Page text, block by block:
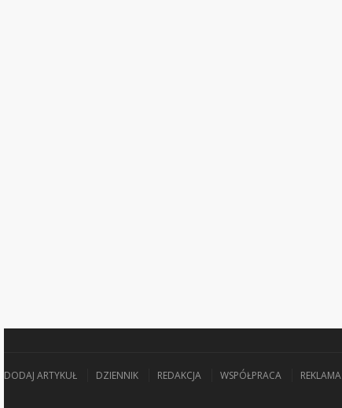
DODAJ ARTYKUŁ DZIENNIK REDAKCJA WSPÓŁPRACA REKLAMA